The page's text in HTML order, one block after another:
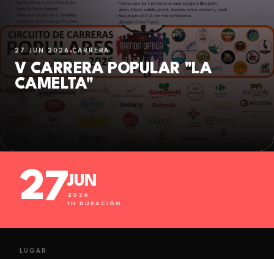
27 JUN 2026 CARRERA
V CARRERA POPULAR "LA
CAMELTA"
27JUN
2026
1H DURACIÓN
LUGAR